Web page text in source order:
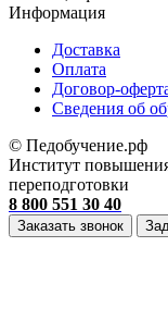
Информация
Доставка
Оплата
Договор-
Cведения об
© Педобучение.рф
Институт
переподготовки
8 800 551 30 40
Заказать звонок